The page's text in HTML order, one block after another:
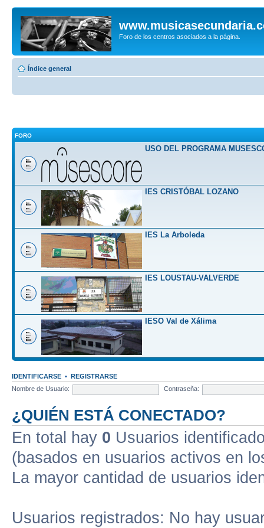
Foro de los centros asociados a la página.
Índice general
FORO
USO DEL PROGRAMA
IES CRISTÓBAL LOZANO
IES La Arboleda
IES LOUSTAU-VALVERDE
IESO Val de Xálima
IDENTIFICARSE • REGISTRARSE
Nombre de Usuario:
Contraseña:
¿QUIÉN ESTÁ CONECTADO?
En total hay 0 Usuarios
(basados en usuarios activos en
La mayor cantidad de usuarios
Usuarios registrados: No hay